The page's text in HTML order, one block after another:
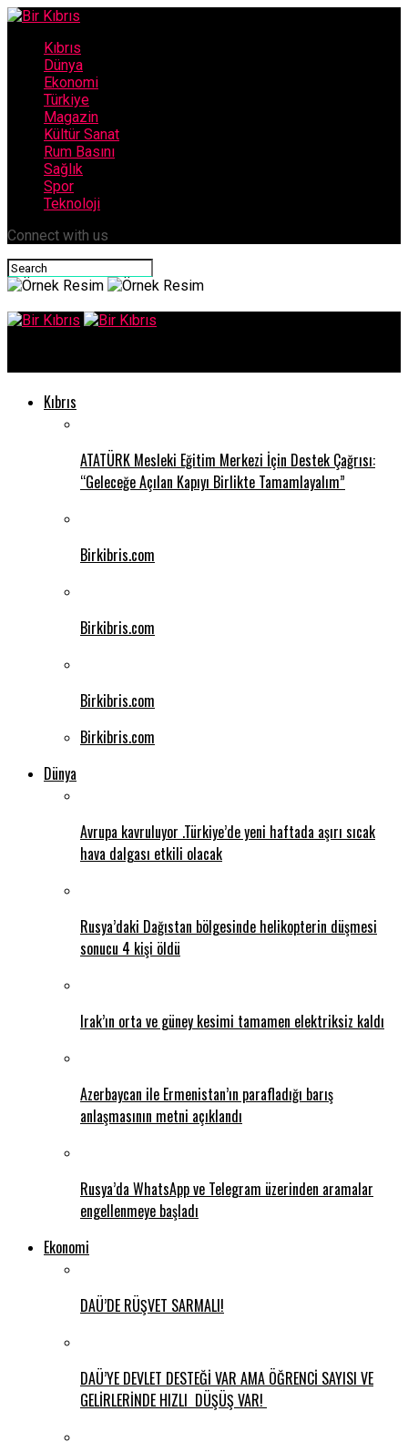
Kıbrıs
Dünya
Ekonomi
Türkiye
Magazin
Kültür Sanat
Rum Basını
Sağlık
Spor
Teknoloji
Connect with us
Kıbrıs
ATATÜRK Mesleki Eğitim Merkezi İçin Destek Çağrısı:
“Geleceğe Açılan Kapıyı Birlikte Tamamlayalım”
Birkibris.com
Birkibris.com
Birkibris.com
Birkibris.com
Dünya
Avrupa kavruluyor .Türkiye’de yeni haftada aşırı sıcak
hava dalgası etkili olacak
Rusya’daki Dağıstan bölgesinde helikopterin düşmesi
sonucu 4 kişi öldü
Irak’ın orta ve güney kesimi tamamen elektriksiz kaldı
Azerbaycan ile Ermenistan’ın parafladığı barış
anlaşmasının metni açıklandı
Rusya’da WhatsApp ve Telegram üzerinden aramalar
engellenmeye başladı
Ekonomi
DAÜ’DE RÜŞVET SARMALI!
DAÜ’YE DEVLET DESTEĞİ VAR AMA ÖĞRENCİ SAYISI VE
GELİRLERİNDE HIZLI DÜŞÜŞ VAR!